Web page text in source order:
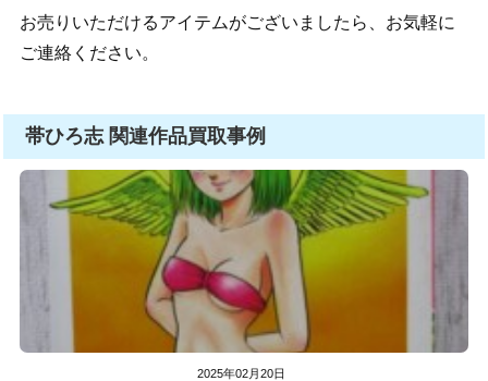
お売りいただけるアイテムがございましたら、お気軽に
ご連絡ください。
帯ひろ志 関連作品買取事例
2025年02月20日